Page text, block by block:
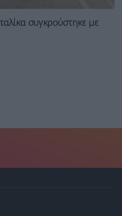
συγκρούστηκε με